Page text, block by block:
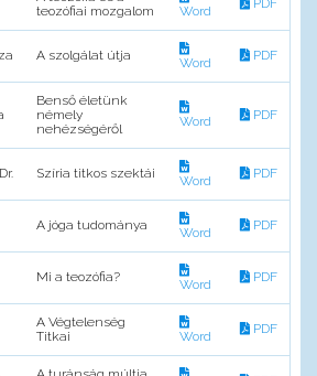
teozófiai mozgalom
Word PDF
A szolgálat útja Word PDF
Benső életünk
némely
nehézségéről
Word PDF
Szíria titkos szektái Word PDF
A jóga tudománya Word PDF
Mi a teozófia? Word PDF
A Végtelenség
Titkai
Word PDF